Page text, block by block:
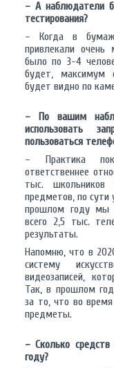
– А наблюдатели
тестирования?
– Когда в
привлекали
было по 3-4
будет, максимум
будет видно по
– По вашим
использовать
пользоваться
– Практика
ответственнее
тыс.
предметов, по
прошлом году мы
всего 2,5 тыс.
результаты.
Напомню, что в
систему
видеозаписей,
Так, в прошлом
за то, что во
предметы.
– Сколько
году?